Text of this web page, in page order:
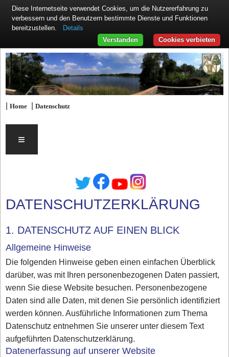
|Home |Datenschutz
≡
DATENSCHUTZERKLÄRUNG
1. DATENSCHUTZ AUF EINEN BLICK
Allgemeine Hinweise
Die folgenden Hinweise geben einen einfachen Überblick
darüber, was mit Ihren personenbezogenen Daten passiert,
wenn Sie diese Website besuchen. Personenbezogene
Daten sind alle Daten, mit denen Sie persönlich identifiziert
werden können. Ausführliche Informationen zum Thema
Datenschutz entnehmen Sie unserer unter diesem Text
aufgeführten Datenschutzerklärung.
Datenerfassung auf unserer Website
Diese Internetseite verwendet Cookies, um die Nutzererfahrung zu
verbessern und den Benutzern bestimmte Dienste und Funktionen
bereitzustellen.
Details
Cookies verbieten
Verstanden